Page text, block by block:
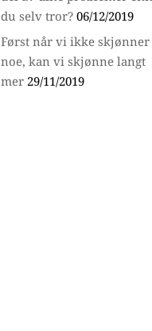
du selv tror? 06/12/2019
Først når vi ikke skjønner
noe, kan vi skjønne langt
mer 29/11/2019